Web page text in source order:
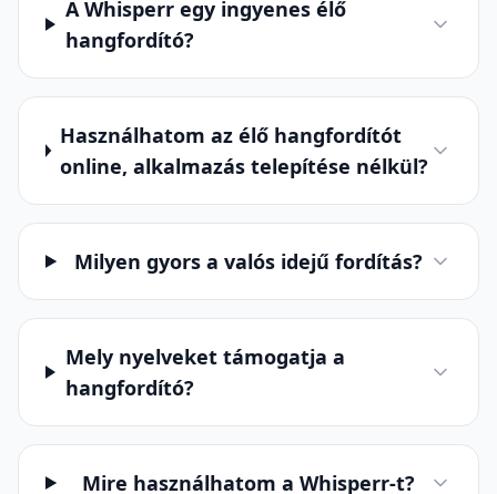
A Whisperr egy ingyenes élő
hangfordító?
Használhatom az élő hangfordítót
online, alkalmazás telepítése nélkül?
Milyen gyors a valós idejű fordítás?
Mely nyelveket támogatja a
hangfordító?
Mire használhatom a Whisperr-t?